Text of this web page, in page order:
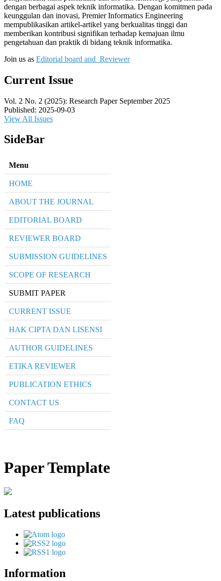
dengan berbagai aspek teknik informatika. Dengan komitmen pada
keunggulan dan inovasi, Premier Informatics Engineering
mempublikasikan artikel-artikel yang berkualitas tinggi dan
memberikan kontribusi signifikan terhadap kemajuan ilmu
pengetahuan dan praktik di bidang teknik informatika.
Join us as Editorial board and Reviewer
Current Issue
Vol. 2 No. 2 (2025): Research Paper September 2025
Published: 2025-09-03
View All Issues
SideBar
Menu
HOME
ABOUT THE JOURNAL
EDITORIAL BOARD
REVIEWER BOARD
SUBMISSION GUIDELINES
SCOPE OF RESEARCH
SUBMIT PAPER
CURRENT ISSUE
HAK CIPTA DAN LISENSI
AUTHOR GUIDELINES
ETIKA REVIEWER
PUBLICATION ETHICS
CONTACT US
FAQ
Paper Template
Latest publications
Information